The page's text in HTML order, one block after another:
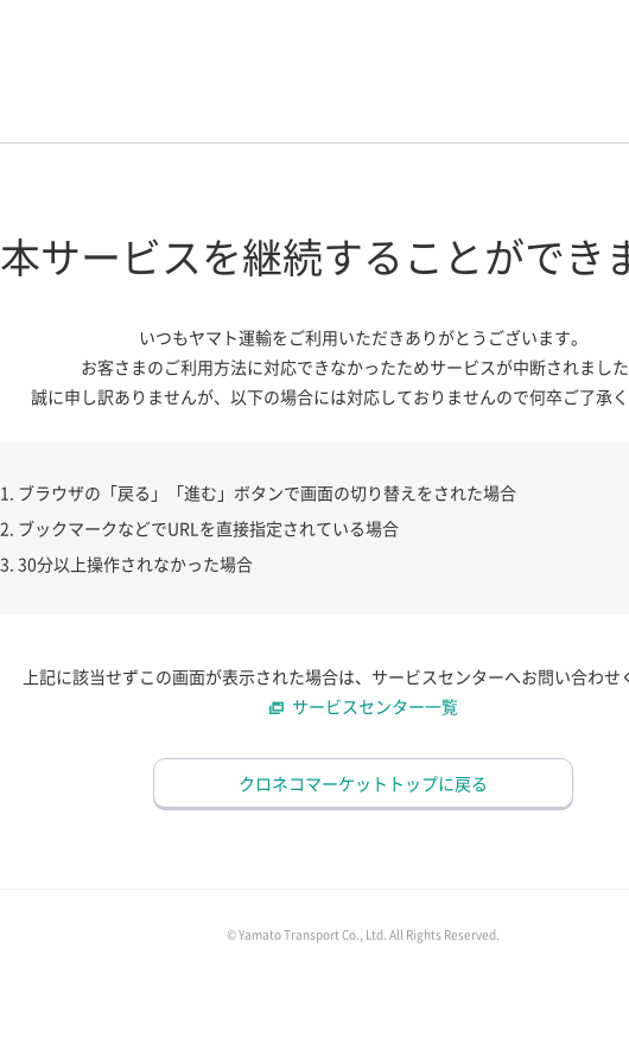
本サービスを継続する ことができ
いつもヤマト運輸をご利用いただきありがとうございます。
お客さまのご利用方法に対応できなかったためサービスが中断されました
誠に申し訳ありませんが、 以下の場合には対応しておりませんので何卒ご了承く
ブラウザの「戻る」「進む」ボタンで画面の切り替えをされた場合
ブックマークなどでURLを直接指定されている場合
30分以上操作されなかった場合
上記に該当せずこの画面が表示された場合は、サービスセンターへお問い合わせ
サービスセンター一覧
クロネコマーケットトップに戻る
© Yamato Transport Co., Ltd. All Rights Reserved.